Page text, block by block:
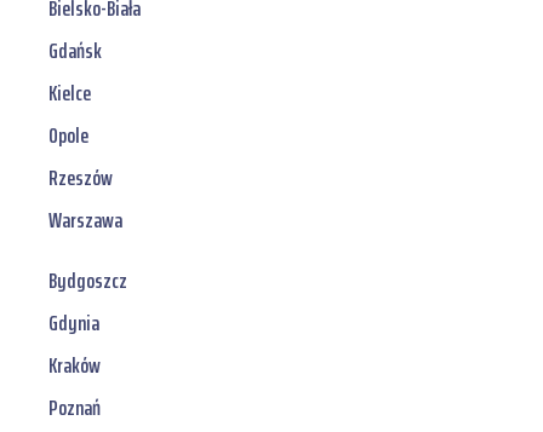
Bielsko-Biała
Gdańsk
Kielce
Opole
Rzeszów
Warszawa
Bydgoszcz
Gdynia
Kraków
Poznań